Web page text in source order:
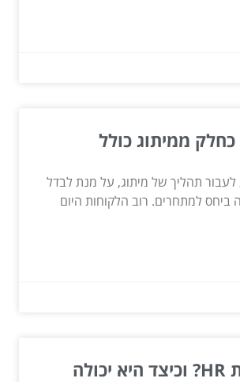
כחלק ממיתוג כולל
תהליך של מיתוג, על מנת לבדל
ביחס למתחרים. רוב הלקוחות היום
מהי מערכת HR? וכיצד היא יכולה